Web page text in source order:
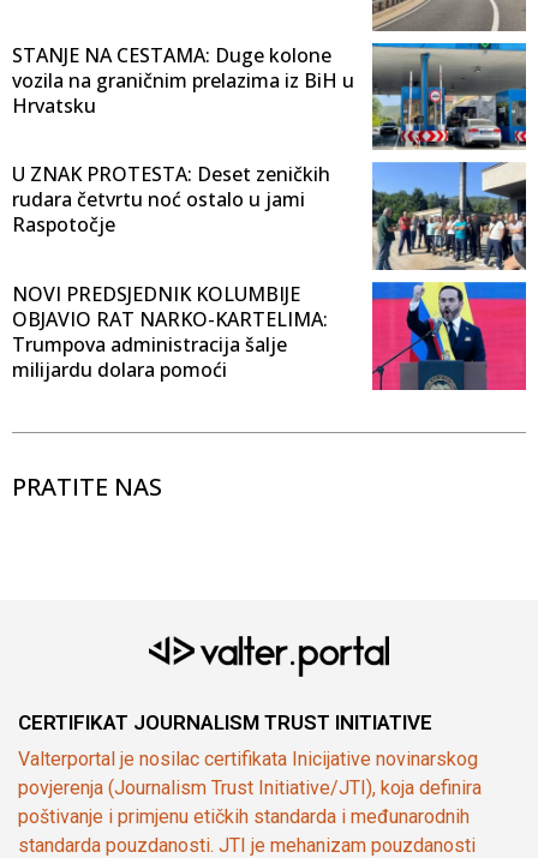
STANJE NA CESTAMA: Duge kolone
vozila na graničnim prelazima iz BiH u
Hrvatsku
U ZNAK PROTESTA: Deset zeničkih
rudara četvrtu noć ostalo u jami
Raspotočje
NOVI PREDSJEDNIK KOLUMBIJE
OBJAVIO RAT NARKO-KARTELIMA:
Trumpova administracija šalje
milijardu dolara pomoći
PRATITE NAS
CERTIFIKAT JOURNALISM TRUST INITIATIVE
Valterportal je nosilac certifikata Inicijative novinarskog
povjerenja (Journalism Trust Initiative/JTI), koja definira
poštivanje i primjenu etičkih standarda i međunarodnih
standarda pouzdanosti. JTI je mehanizam pouzdanosti